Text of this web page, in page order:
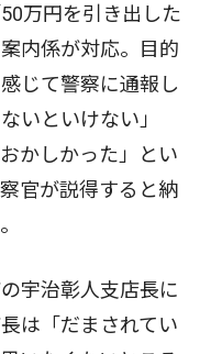
万円を引き出した
内係が対応。目的
じて警察に通報し
いといけない」
かしかった」とい
官が説得すると納
宇治彰人支店長に
は「だまされてい